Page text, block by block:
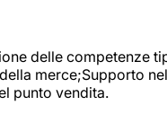
delle competenze
merce;Supporto
punto vendita.